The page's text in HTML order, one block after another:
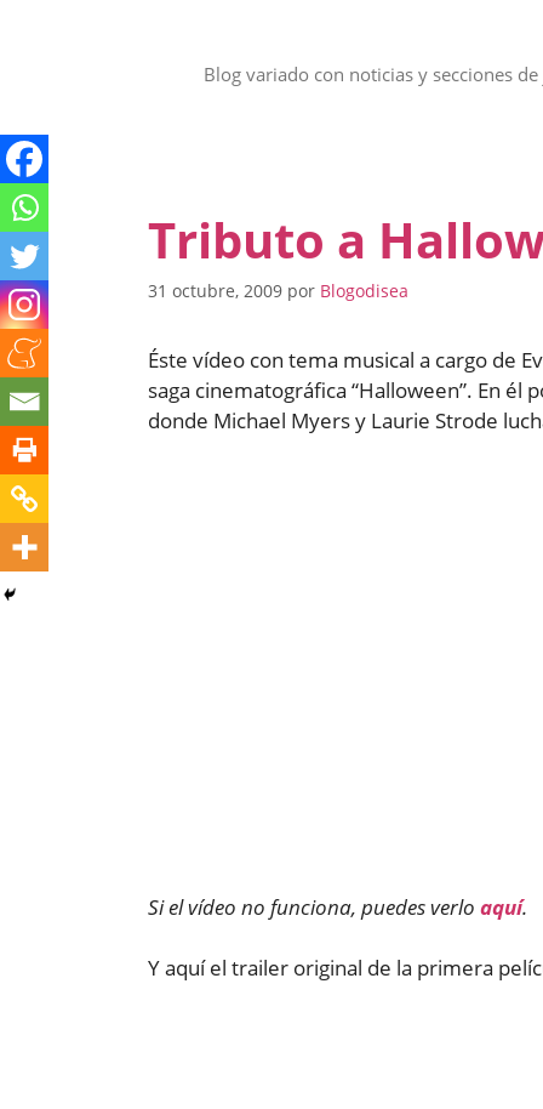
Blog variado con noticias y secciones
Tributo a
31 octubre, 2009 por Blogodisea
Éste vídeo con tema musical a cargo de
saga cinematográfica “Halloween”. En
donde Michael Myers y Laurie Strode
Si el vídeo no funciona, puedes verlo aquí.
Y aquí el trailer original de la primera